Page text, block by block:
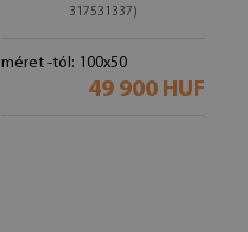
317531337)
méret -tól: 100x50
49 900 HUF